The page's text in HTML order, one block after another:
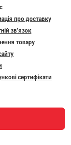
про доставку
зв’язок
товару
сертифікати